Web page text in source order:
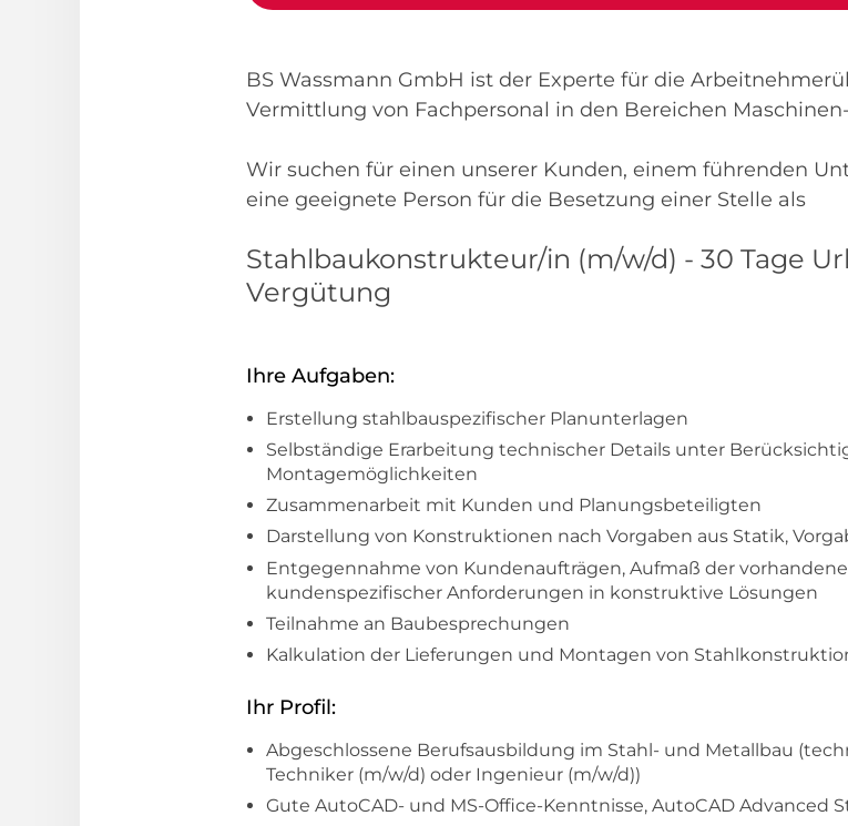
BS Wassmann GmbH ist der Experte für die
Vermittlung von Fachpersonal in den Bereichen
Wir suchen für einen unserer Kunden, einem führenden
eine geeignete Person für die Besetzung einer Stelle als
Stahlbaukonstrukteur/in (m/w/d) - 30 Tage
Vergütung
Ihre Aufgaben:
Erstellung stahlbauspezifischer Planunterlagen
Selbständige Erarbeitung technischer Details unter
Montagemöglichkeiten
Zusammenarbeit mit Kunden und Planungsbeteiligten
Darstellung von Konstruktionen nach Vorgaben aus Statik,
Entgegennahme von Kundenaufträgen, Aufmaß der
kundenspezifischer Anforderungen in konstruktive Lösungen
Teilnahme an Baubesprechungen
Kalkulation der Lieferungen und Montagen von
Ihr Profil:
Abgeschlossene Berufsausbildung im Stahl- und Metallbau
Techniker (m/w/d) oder Ingenieur (m/w/d))
Gute AutoCAD- und MS-Office-Kenntnisse, AutoCAD Advanced